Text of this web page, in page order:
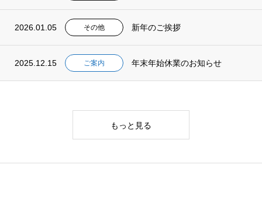
2026.01.05 その他 新年のご挨拶
2025.12.15 ご案内 年末年始休業のお知らせ
もっと見る